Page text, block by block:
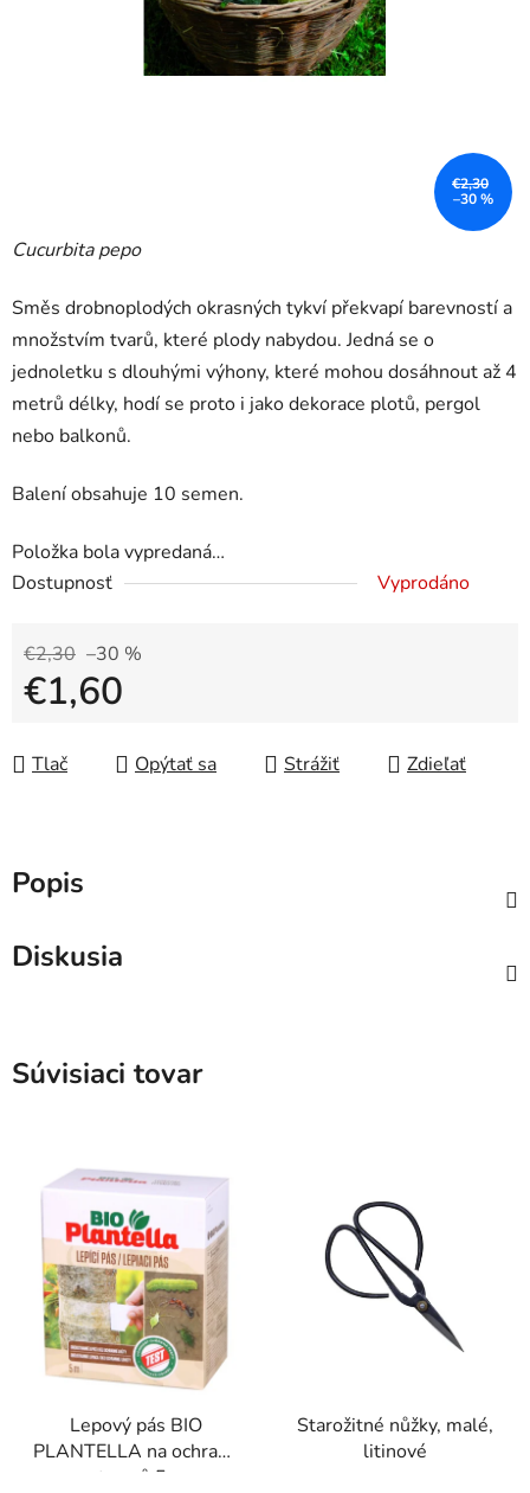
Cucurbita pepo
Směs drobnoplodých okrasných tykví překvapí barevností a
množstvím tvarů, které plody nabydou. Jedná se o
jednoletku s dlouhými výhony, které mohou dosáhnout až 4
metrů délky, hodí se proto i jako dekorace plotů, pergol
nebo balkonů.
Balení obsahuje 10 semen.
Položka bola vypredaná…
Dostupnosť
Vyprodáno
€2,30 –30 %
€1,60
Tlač
Opýtať sa Strážiť Zdieľať
€2,30
–30 %
Popis
Diskusia
Súvisiaci tovar
Lepový pás BIO
PLANTELLA na ochranu
stromů 5m
Starožitné nůžky, malé,
litinové